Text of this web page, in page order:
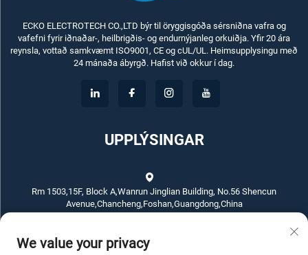
ECKO ELECTROTECH CO.,LTD býr til öryggisgóða sérsniðna vafra og
vafefni fyrir iðnaðar-, heilbrigðis- og endurnýjanleg orkuiðja. Yfir 20 ára
reynsla, vottað samkvæmt ISO9001, CE og cUL/UL. Heimsupplysingu með
24 mánaða ábyrgð. Hafist við okkur í dag.
UPPLÝSINGAR
Rm 1503,15F, Block A,Wanrun Jinglian Building, No.56 Shencun
Avenue,Chancheng,Foshan,Guangdong,China
+86-757-83789311
We value your privacy